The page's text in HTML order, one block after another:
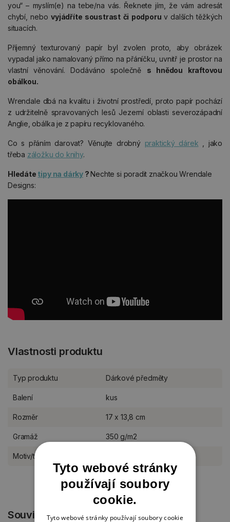
you“ – myslím(e) na tebe/na vás. Řeknete jím, že vám adresát
chybí, nebovyjádříte soustrast či podporu v dalších těžkých
situacích.
Příjemný texturovaný papír byl zvolen proto, aby obrázek
vypadal jako namalovaný přímo na přáníčku, uvnitř je prostor na
vlastní věnování. Dodáváno společně s hnědou kraftovou
obálkou.
Wrendale dbá na kvalitu i životní prostředí, proto papír pochází
z udržitelně spravovaných lesů Jezerní oblasti severozápadní
Anglie, obálka je z papíru recyklovaného.
Co s přáním darovat? Věnujte drobný praktický dárek , jako
třeba záložku do knihy.
Hledáte tipy na dárky?Nechte si poradit značkou Wrendale
Designs:
Vlastnosti produktu
Typ produktu Dárkové předměty
Balení kus
Rozměr 17 x 13,8 cm
Gramáž 350 g/m2
Motiv/téma
Související produkty
Tyto webové stránky
používají soubory
cookie.
Tyto webové stránky používají soubory cookie